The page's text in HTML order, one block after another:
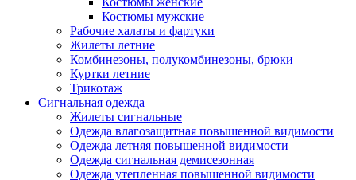
Костюмы мужские
Рабочие халаты и фартуки
Жилеты летние
Комбинезоны, полукомбинезоны, брюки
Куртки летние
Трикотаж
Сигнальная одежда
Жилеты сигнальные
Одежда влагозащитная повышенной видимости
Одежда летняя повышенной видимости
Одежда сигнальная демисезонная
Одежда утепленная повышенной видимости